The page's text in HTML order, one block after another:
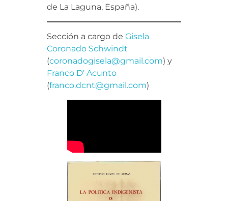
de La Laguna, España).
Sección a cargo de Gisela
Coronado Schwindt
(coronadogisela@gmail.com) y
Franco D’ Acunto
(franco.dcnt@gmail.com)